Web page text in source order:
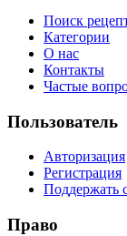
Поиск
Категории
О нас
Контакты
Частые
Пользователь
Авторизация
Регистрация
Поддержать
Право